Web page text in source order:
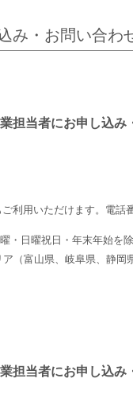
み・お問い合わ
担当者にお申し込
ご利用いただけます。電
・日曜祝日・年末年始を
ア（富山県、岐阜県、静
担当者にお申し込